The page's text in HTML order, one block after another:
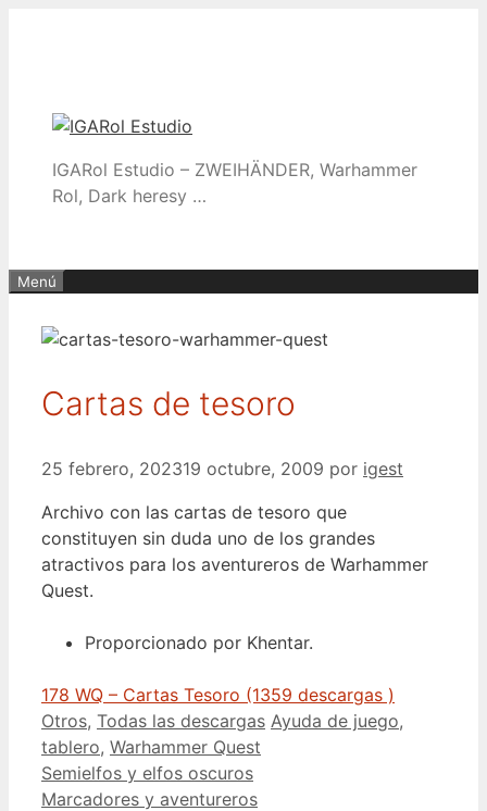
IGARol Estudio – ZWEIHÄNDER, Warhammer
Rol, Dark heresy …
Menú
Cartas de tesoro
25 febrero, 202319 octubre, 2009 por igest
Archivo con las cartas de tesoro que
constituyen sin duda uno de los grandes
atractivos para los aventureros de Warhammer
Quest.
Proporcionado por Khentar.
178 WQ – Cartas Tesoro (1359 descargas )
Categorías
Otros, Todas las descargas Etiquetas
Ayuda de juego,
tablero, Warhammer Quest
Semielfos y elfos oscuros
Marcadores y aventureros